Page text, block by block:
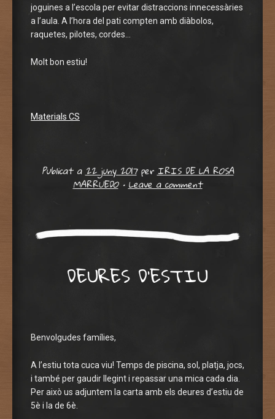
joguines a l’escola per evitar distraccions innecessàries
a l’aula. A l’hora del pati compten amb diàbolos,
raquetes, pilotes, cordes…
Molt bon estiu!
Materials CS
Publicat a22 juny 2017perIRIS DE LA ROSA
MARRUEDO •Leave a comment
DEURES D’ESTIU
Benvolgudes famílies,
A l’estiu tota cuca viu! Temps de piscina, sol, platja, jocs,
i també per gaudir llegint i repassar una mica cada dia.
Per això us adjuntem la carta amb els deures d’estiu de
5è i la de 6è.